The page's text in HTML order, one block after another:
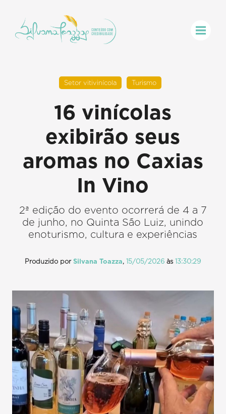
Setor vitivinícola Turismo
16 vinícolas
exibirão seus
aromas no Caxias
In Vino
2ª edição do evento ocorrerá de 4 a 7
de junho, no Quinta São Luiz, unindo
enoturismo, cultura e experiências
Produzido porSilvana Toazza,15/05/2026 às13:30:29